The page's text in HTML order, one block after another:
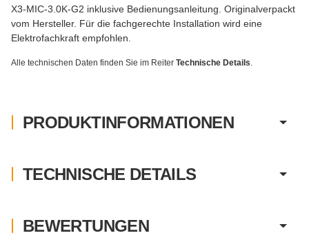
PRODUKTINFORMATIONEN
X3-MIC-3.0K-G2 inklusive Bedienungsanleitung. Originalverpackt
vom Hersteller. Für die fachgerechte Installation wird eine
Elektrofachkraft empfohlen.
Alle technischen Daten finden Sie im Reiter Technische Details
TECHNISCHE DETAILS
BEWERTUNGEN